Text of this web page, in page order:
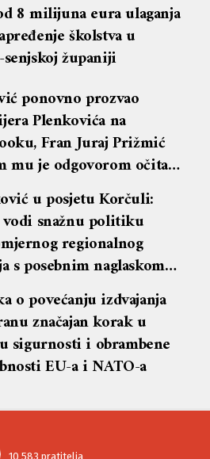
8 milijuna eura ulaganja
školstva u
županiji
ponovno prozvao
Plenkovića na
Fran Juraj Prižmić
mu je odgovorom očitao
te dobio blok i brisanje
u posjetu Korčuli:
vodi snažnu politiku
regionalnog
s posebnim naglaskom
o povećanju izdvajanja
značajan korak u
sigurnosti i obrambene
EU-a i NATO-a